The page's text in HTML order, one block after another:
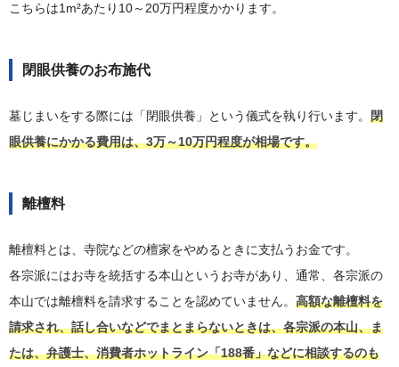
こちらは1m²あたり10～20万円程度かかります。
閉眼供養のお布施代
墓じまいをする際には「閉眼供養」という儀式を執り行います。 閉
眼供養にかかる費用は、3万～10万円程度が相場です。
離檀料
離檀料とは、寺院などの檀家をやめるときに支払うお金です。
各宗派にはお寺を統括する本山というお寺があり、通常、各宗派の
本山では離檀料を請求することを認めていません。 高額な離檀料を
請求され、話し合いなどでまとまらないときは、各宗派の本山、ま
たは、弁護士、消費者ホットライン「188番」などに相談するのも